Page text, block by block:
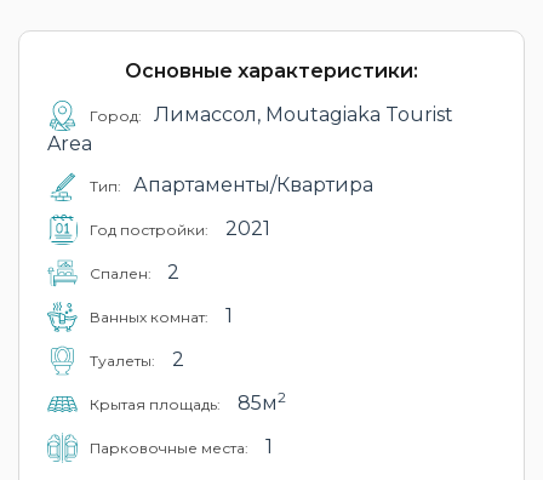
Основные характеристики:
Город:
Лимассол, Moutagiaka Tourist
Area
Тип: Апартаменты/Квартира
Год постройки: 2021
Cпален: 2
Ванных комнат: 1
Туалеты: 2
Крытая площадь: 85м2
Парковочные места: 1